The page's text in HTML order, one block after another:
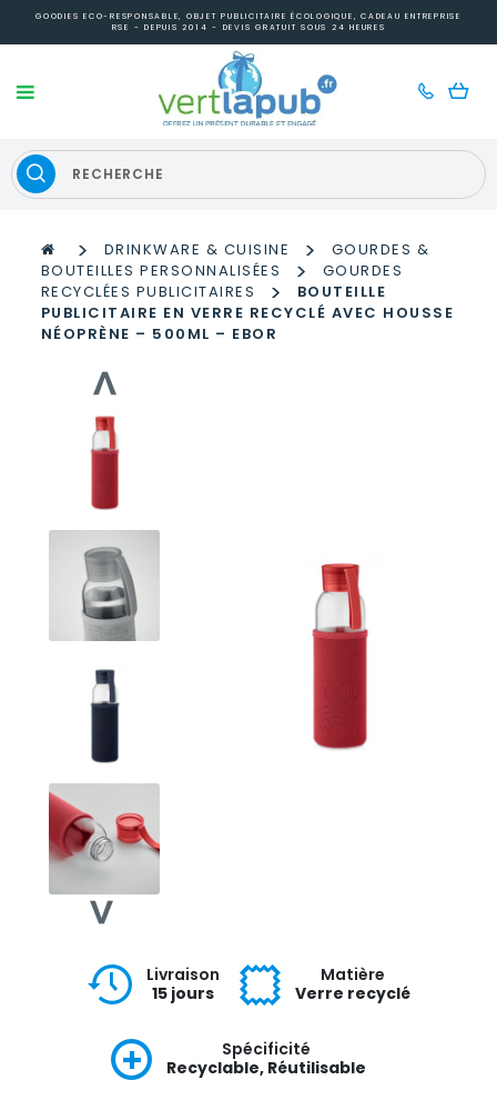
GOODIES ECO-RESPONSABLE, OBJET PUBLICITAIRE ÉCOLOGIQUE, CADEAU ENTREPRISE
RSE - DEPUIS 2014 - DEVIS GRATUIT SOUS 24 HEURES
> DRINKWARE & CUISINE >
GOURDES &
BOUTEILLES PERSONNALISÉES
>
GOURDES
RECYCLÉES PUBLICITAIRES
>
BOUTEILLE
PUBLICITAIRE EN VERRE RECYCLÉ AVEC HOUSSE
NÉOPRÈNE – 500ML – EBOR
Livraison
15 jours
Matière
Verre recyclé
Spécificité
Recyclable, Réutilisable